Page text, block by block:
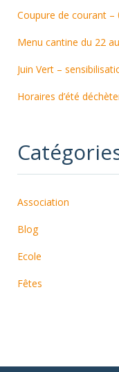
Coupure de courant –
Menu cantine du 22
Juin Vert –
Horaires d’été
Association
Blog
Ecole
Fêtes